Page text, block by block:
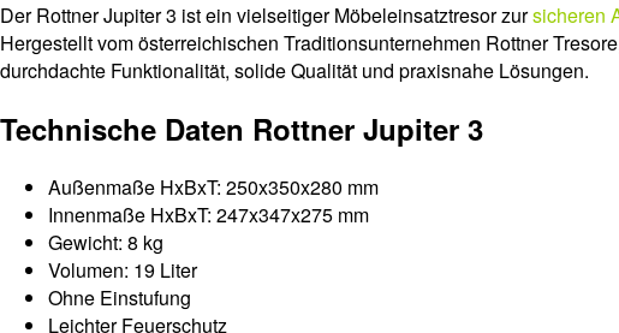
Der Rottner Jupiter 3 ist ein vielseitiger Möbeleinsatztresor zursicheren
Hergestellt vom österreichischen Traditionsunternehmen Rottner
durchdachte Funktionalität, solide Qualität und praxisnahe Lösungen.
Technische Daten Rottner Jupiter 3
Außenmaße HxBxT: 250x350x280 mm
Innenmaße HxBxT: 247x347x275 mm
Gewicht: 8 kg
Volumen: 19 Liter
Ohne Einstufung
Leichter Feuerschutz